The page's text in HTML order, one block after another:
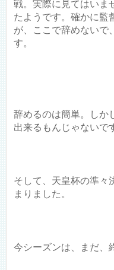
戦。実際に見てはいま
たようです。確かに監
が、ここで辞めないで
す。
辞めるのは簡単。しか
出来るもんじゃないで
そして、天皇杯の準々
まりました。
今シーズンは、まだ、